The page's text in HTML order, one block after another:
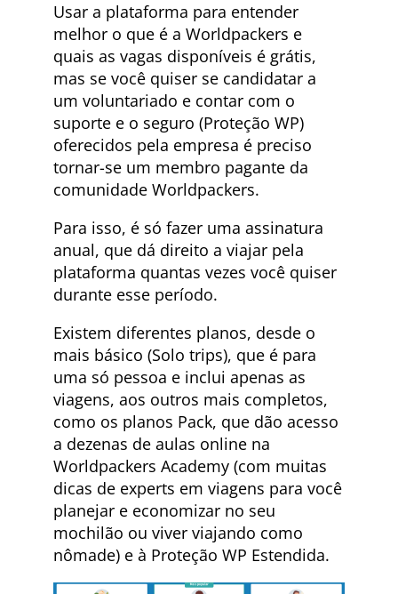
Usar a plataforma para entender
melhor o que é a Worldpackers e
quais as vagas disponíveis é grátis,
mas se você quiser se candidatar a
um voluntariado e contar com o
suporte e o seguro (Proteção WP)
oferecidos pela empresa é preciso
tornar-se um membro pagante da
comunidade Worldpackers.
Para isso, é só fazer uma assinatura
anual, que dá direito a viajar pela
plataforma quantas vezes você quiser
durante esse período.
Existem diferentes planos, desde o
mais básico (Solo trips), que é para
uma só pessoa e inclui apenas as
viagens, aos outros mais completos,
como os planos Pack, que dão acesso
a dezenas de aulas online na
Worldpackers Academy (com muitas
dicas de experts em viagens para você
planejar e economizar no seu
mochilão ou viver viajando como
nômade) e à Proteção WP Estendida.